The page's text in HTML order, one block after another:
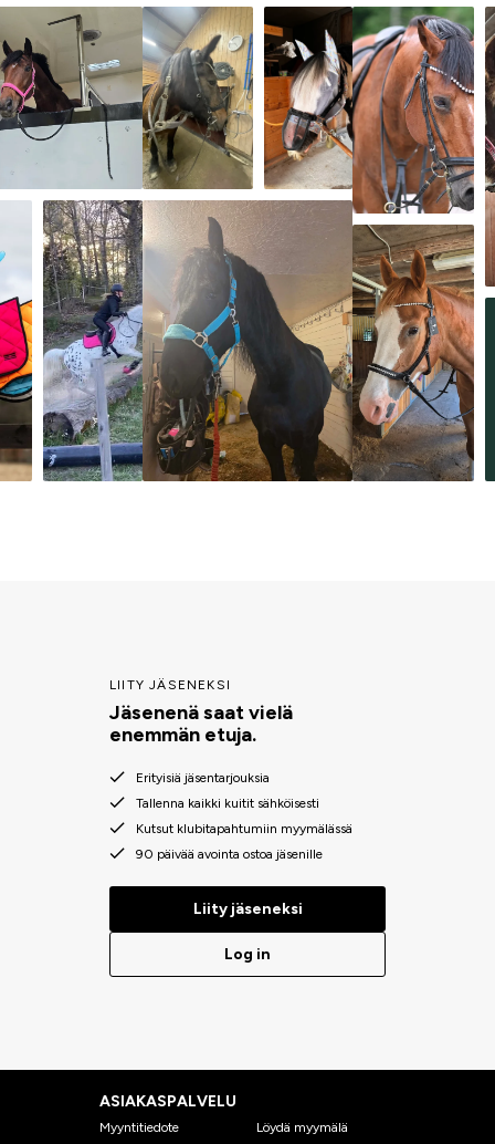
LIITY JÄSENEKSI
Jäsenenä saat vielä
enemmän etuja.
Erityisiä jäsentarjouksia
Tallenna kaikki kuitit sähköisesti
Kutsut klubitapahtumiin myymälässä
90 päivää avointa ostoa jäsenille
Liity jäseneksi
Log in
ASIAKASPALVELU
Myyntitiedote
Löydä myymälä